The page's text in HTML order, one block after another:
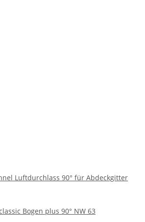
Luftdurchlass 90° für Abdeckgitter